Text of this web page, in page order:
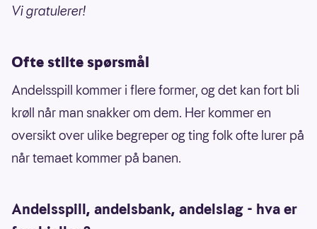
Vi gratulerer!
Ofte stilte spørsmål
Andelsspill kommer i flere former, og det kan fort bli
krøll når man snakker om dem. Her kommer en
oversikt over ulike begreper og ting folk ofte lurer på
når temaet kommer på banen.
Andelsspill, andelsbank, andelslag - hva er